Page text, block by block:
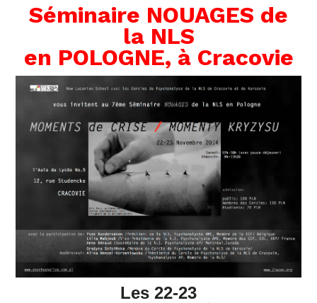
Séminaire NOUAGES de
la NLS
en POLOGNE, à Cracovie
Les 22-23